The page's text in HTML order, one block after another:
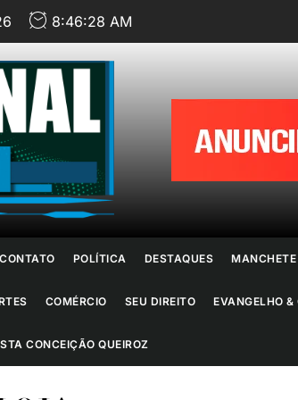
8:46:29 AM
Jornal
do
Rio
de
Janeiro
POLÍTICA DESTAQUES MANCHETE
COMÉRCIO SEU DIREITO EVANGELHO
CONCEIÇÃO QUEIROZ